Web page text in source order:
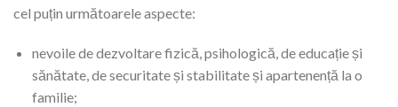
cel puțin următoarele aspecte:
nevoile de dezvoltare fizică, psihologică, de educație și
sănătate, de securitate și stabilitate și apartenență la o
familie;